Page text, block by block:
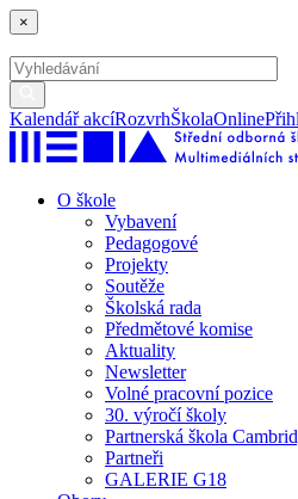
×
Kalendář akcíRozvrhŠkolaOnline
O škole
Vybavení
Pedagogové
Projekty
Soutěže
Školská rada
Předmětové komise
Aktuality
Newsletter
Volné pracovní pozice
30. výročí školy
Partnerská škola
Partneři
GALERIE G18